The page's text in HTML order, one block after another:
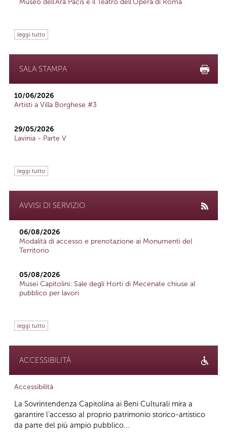
leggi tutto
SALA STAMPA
10/06/2026
Artisti a Villa Borghese #3
29/05/2026
Lavinia - Parte V
leggi tutto
AVVISI DI SERVIZIO
06/08/2026
Modalità di accesso e prenotazione ai Monumenti del
Territorio
05/08/2026
Musei Capitolini: Sale degli Horti di Mecenate chiuse al
pubblico per lavori
leggi tutto
ACCESSIBILITÀ
Accessibilità
La Sovrintendenza Capitolina ai Beni Culturali mira a
garantire l’accesso al proprio patrimonio storico-artistico
da parte del più ampio pubblico...